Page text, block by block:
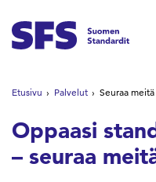
Etsi sivuilta
Hae hakutermillä
Etusivu Palvelut Seuraa meitä
Oppaasi
– seuraa